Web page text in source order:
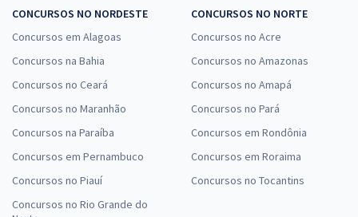
CONCURSOS NO NORDESTE
Concursos em Alagoas
Concursos na Bahia
Concursos no Ceará
Concursos no Maranhão
Concursos na Paraíba
Concursos em Pernambuco
Concursos no Piauí
Concursos no Rio Grande do
CONCURSOS NO NORTE
Concursos no Acre
Concursos no Amazonas
Concursos no Amapá
Concursos no Pará
Concursos em Rondônia
Concursos em Roraima
Concursos no Tocantins